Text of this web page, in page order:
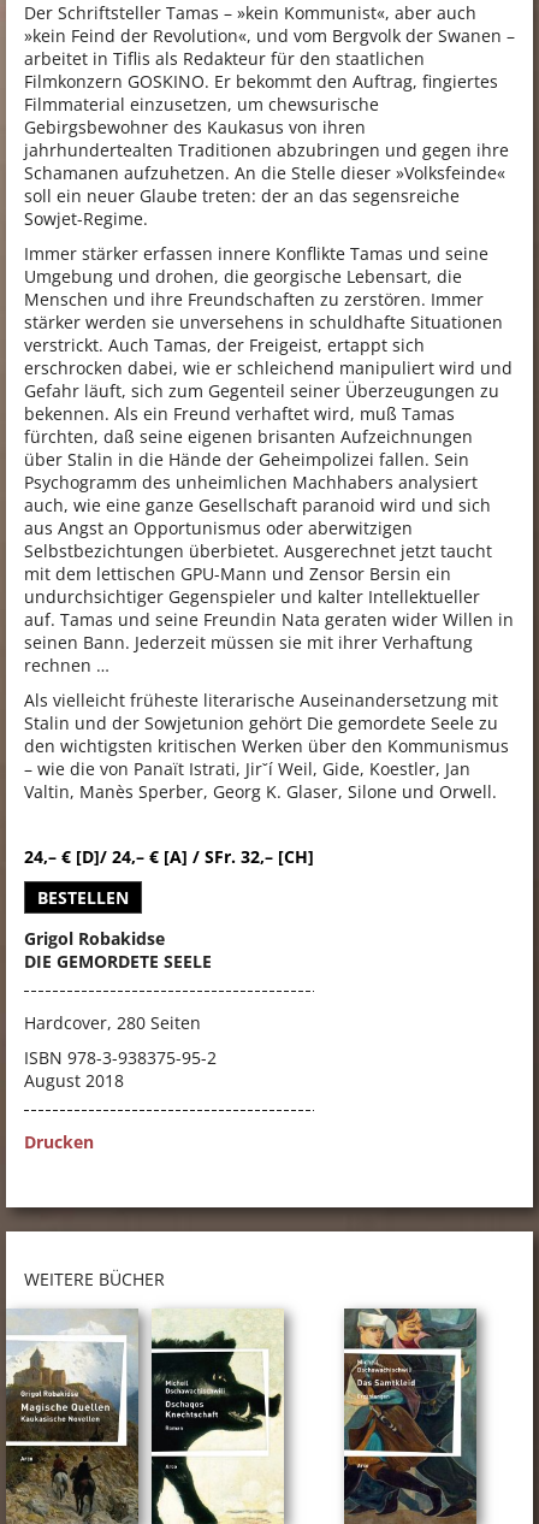
Der Schriftsteller Tamas – »kein Kommunist«, aber auch
»kein Feind der Revolution«, und vom Bergvolk der Swanen –
arbeitet in Tiflis als Redakteur für den staatlichen
Filmkonzern GOSKINO. Er bekommt den Auftrag, fingiertes
Filmmaterial einzusetzen, um chewsurische
Gebirgsbewohner des Kaukasus von ihren
jahrhundertealten Traditionen abzubringen und gegen ihre
Schamanen aufzuhetzen. An die Stelle dieser »Volksfeinde«
soll ein neuer Glaube treten: der an das segensreiche
Sowjet-Regime.
Immer stärker erfassen innere Konflikte Tamas und seine
Umgebung und drohen, die georgische Lebensart, die
Menschen und ihre Freundschaften zu zerstören. Immer
stärker werden sie unversehens in schuldhafte Situationen
verstrickt. Auch Tamas, der Freigeist, ertappt sich
erschrocken dabei, wie er schleichend manipuliert wird und
Gefahr läuft, sich zum Gegenteil seiner Überzeugungen zu
bekennen. Als ein Freund verhaftet wird, muß Tamas
fürchten, daß seine eigenen brisanten Aufzeichnungen
über Stalin in die Hände der Geheimpolizei fallen. Sein
Psychogramm des unheimlichen Machhabers analysiert
auch, wie eine ganze Gesellschaft paranoid wird und sich
aus Angst an Opportunismus oder aberwitzigen
Selbstbezichtungen überbietet. Ausgerechnet jetzt taucht
mit dem lettischen GPU-Mann und Zensor Bersin ein
undurchsichtiger Gegenspieler und kalter Intellektueller
auf. Tamas und seine Freundin Nata geraten wider Willen in
seinen Bann. Jederzeit müssen sie mit ihrer Verhaftung
rechnen …
Als vielleicht früheste literarische Auseinandersetzung mit
Stalin und der Sowjetunion gehört Die gemordete Seele zu
den wichtigsten kritischen Werken über den Kommunismus
– wie die von Panaït Istrati, Jirˇí Weil, Gide, Koestler, Jan
Valtin, Manès Sperber, Georg K. Glaser, Silone und Orwell.
24,– € [D]/ 24,– € [A] / SFr. 32,– [CH]
BESTELLEN
Grigol Robakidse
DIE GEMORDETE SEELE
Hardcover, 280 Seiten
ISBN 978-3-938375-95-2
August 2018
Drucken
WEITERE BÜCHER